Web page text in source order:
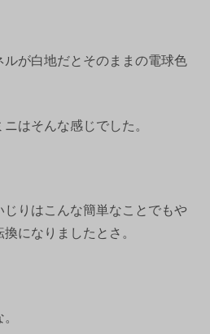
ルが白地だとそのままの電球色
はそんな感じでした。
りはこんな簡単なことでもや
になりましたとさ。